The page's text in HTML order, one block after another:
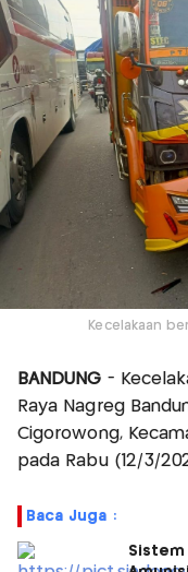
Kecelakaan
BANDUNG -
Raya Nagreg
Cigorowong,
pada Rabu (12/3/
Baca Juga :
Sistem